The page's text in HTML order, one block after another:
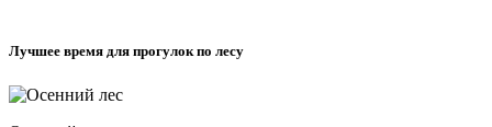
Лучшее время для прогулок по лесу